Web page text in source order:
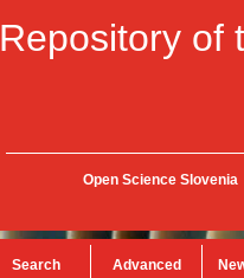
Repository of
Open Science Slovenia
Search Advanced